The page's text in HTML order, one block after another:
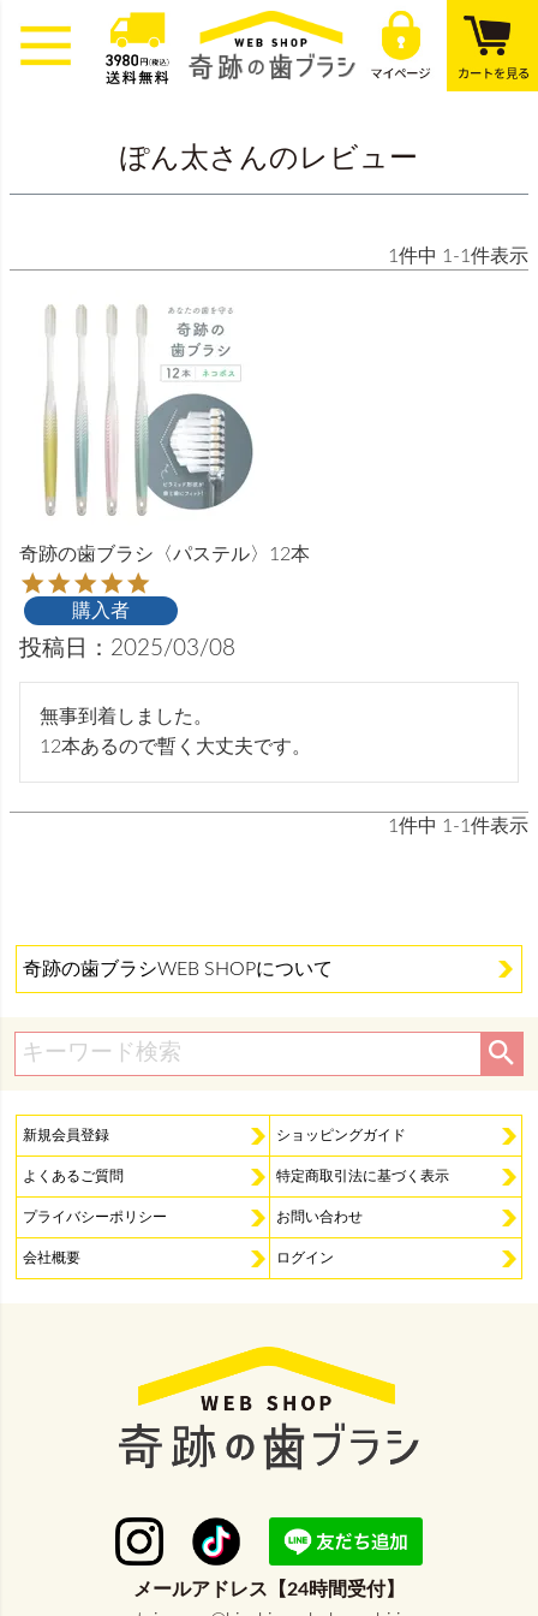
ぽん太さんのレビュー
1 件中 1 -1 件表示
奇跡の歯ブラシ〈パステル〉12本
購入者
投稿日 2025/03/08
無事到着しました。
12本あるので暫く大丈夫です。
1 件中 1 -1 件表示
奇跡の歯ブラシWEB SHOPについて
新規会員登録 ショッピングガイド
よくあるご質問 特定商取引法に基づく表示
プライバシーポリシー お問い合わせ
会社概要 ログイン
メールアドレス【24時間受付】